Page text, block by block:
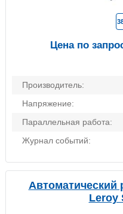
Производитель:
Напряжение:
Параллельная работа:
Журнал событий:
Цена по
Автоматический
Leroy